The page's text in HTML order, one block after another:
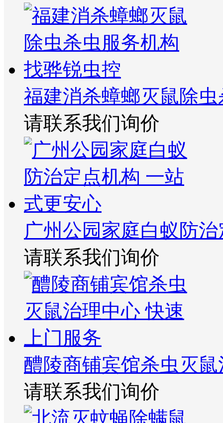
福建消杀蟑螂灭鼠除
请联系我们询价
广州公园家庭白蚁防
请联系我们询价
醴陵商铺宾馆杀虫灭
请联系我们询价